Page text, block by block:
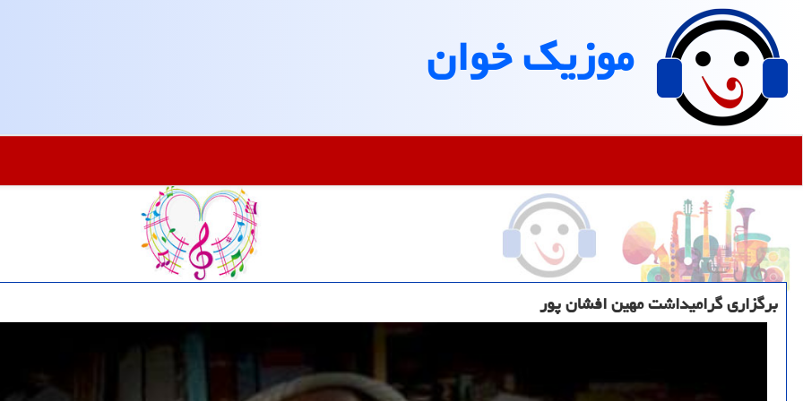
موزیك خوان
برگزاری گرامیداشت مهین افشان پور